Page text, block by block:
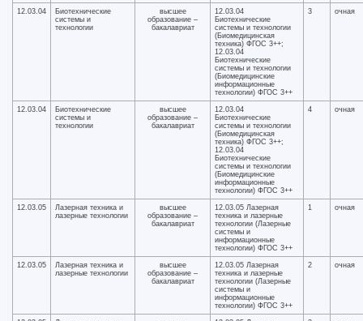
12.03.04
Биотехнические
системы и
технологии
высшее
образование –
бакалавриат
12.03.04
Биотехнические
системы и технологии
(Биомедицинская
техника) ФГОС 3++;
12.03.04
Биотехнические
системы и технологии
(Биомедицинские
информационные
технологии) ФГОС 3++
3 очная
12.03.04
Биотехнические
системы и
технологии
высшее
образование –
бакалавриат
12.03.04
Биотехнические
системы и технологии
(Биомедицинская
техника) ФГОС 3++;
12.03.04
Биотехнические
системы и технологии
(Биомедицинские
информационные
технологии) ФГОС 3++
4 очная
12.03.05
Лазерная техника и
лазерные технологии
высшее
образование –
бакалавриат
12.03.05 Лазерная
техника и лазерные
технологии (Лазерные
системы и
информационные
технологии) ФГОС 3++
1 очная
12.03.05
Лазерная техника и
лазерные технологии
высшее
образование –
бакалавриат
12.03.05 Лазерная
техника и лазерные
технологии (Лазерные
системы и
информационные
технологии) ФГОС 3++
2 очная